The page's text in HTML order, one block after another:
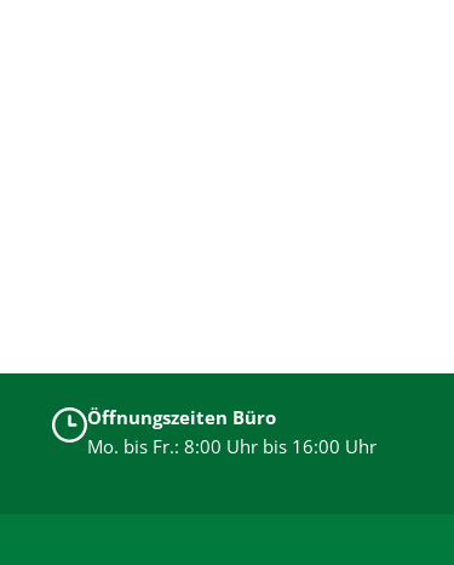
Öffnungszeiten Büro
Mo. bis Fr.: 8:00 Uhr bis 16:00 Uhr